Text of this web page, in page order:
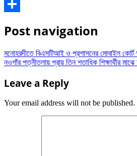
WhatsApp
Post navigation
মনোহরদীতে বিএসটিআই ও প্রশাসনের মোবাইল কোর্ট
নওগাঁর পত্নীতলায় প্রায় তিন শতাধিক শিক্ষার্থীর
Leave a Reply
Your email address will not be published.